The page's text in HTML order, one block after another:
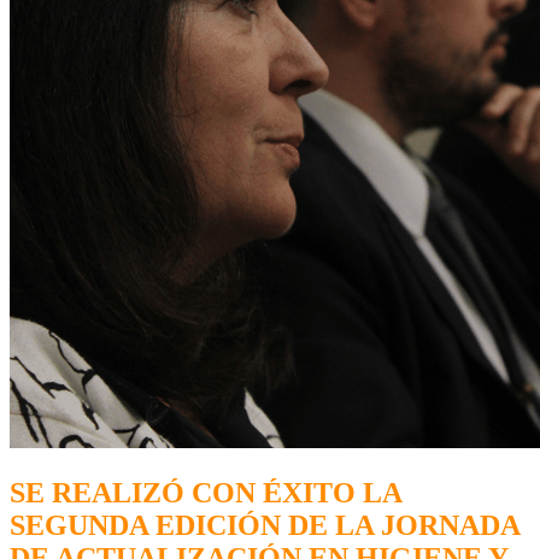
SE REALIZÓ CON ÉXITO LA
SEGUNDA EDICIÓN DE LA JORNADA